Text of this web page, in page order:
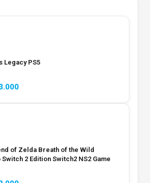
Legacy PS5
of Zelda Breath of the Wild
2 Edition Switch2 NS2 Game